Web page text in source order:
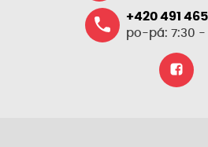
+420 491 465
po-pá: 7:30 -